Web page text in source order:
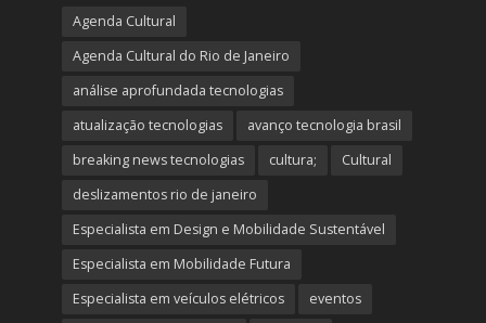
Agenda Cultural
Agenda Cultural do Rio de Janeiro
análise aprofundada tecnologias
atualização tecnologias
avanço tecnologia brasil
breaking news tecnologias
cultura;
Cultural
deslizamentos rio de janeiro
Especialista em Design e Mobilidade Sustentável
Especialista em Mobilidade Futura
Especialista em veículos elétricos
eventos